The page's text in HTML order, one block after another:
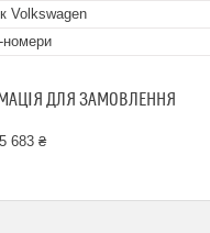
Volkswagen
номери
ДЛЯ ЗАМОВЛЕННЯ
683 ₴